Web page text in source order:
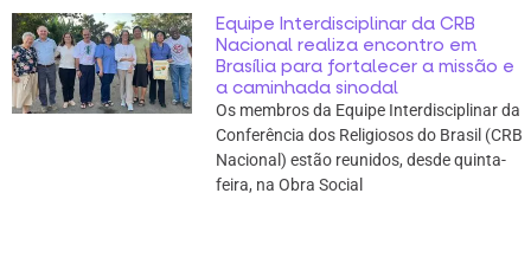
Equipe Interdisciplinar da CRB
Nacional realiza encontro em
Brasília para fortalecer a missão e
a caminhada sinodal
Os membros da Equipe Interdisciplinar da
Conferência dos Religiosos do Brasil (CRB
Nacional) estão reunidos, desde quinta-
feira, na Obra Social